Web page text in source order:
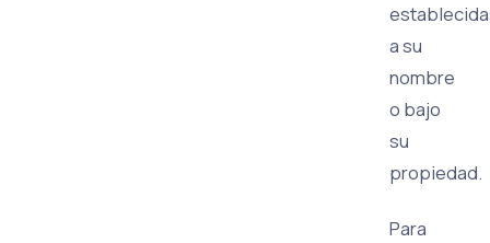
a su
nombre
o bajo
su
propiedad.
Para